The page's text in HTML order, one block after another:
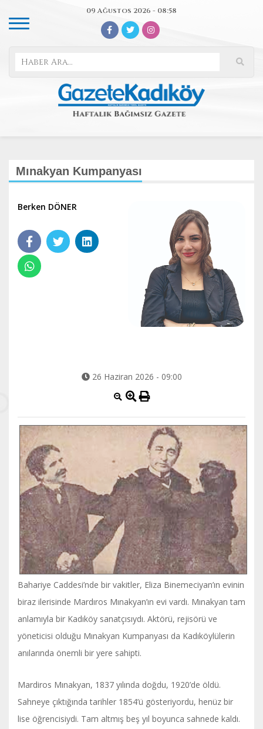
09 Ağustos 2026 - 08:58
Mınakyan Kumpanyası
Berken DÖNER
26 Haziran 2026 - 09:00
Bahariye Caddesi’nde bir vakitler, Eliza Binemeciyan’ın evinin
biraz ilerisinde Mardıros Mınakyan’ın evi vardı. Mınakyan tam
anlamıyla bir Kadıköy sanatçısıydı. Aktörü, rejisörü ve
yöneticisi olduğu Mınakyan Kumpanyası da Kadıköylülerin
anılarında önemli bir yere sahipti.
Mardiros Mınakyan, 1837 yılında doğdu, 1920’de öldü.
Sahneye çıktığında tarihler 1854’ü gösteriyordu, henüz bir
lise öğrencisiydi. Tam altmış beş yıl boyunca sahnede kaldı.